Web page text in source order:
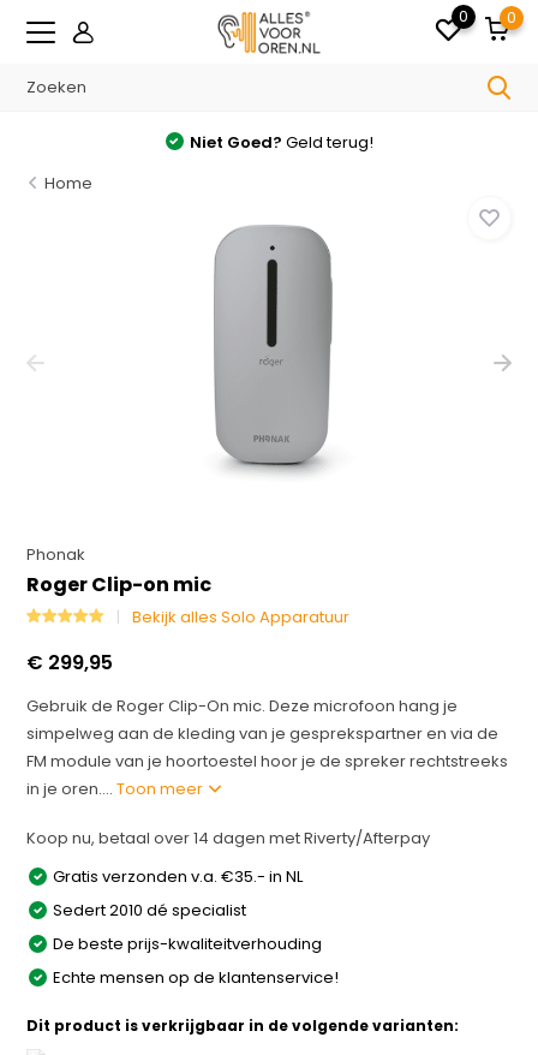
0 0
Niet Goed? Geld terug!
Home
Phonak
Roger Clip-on mic
Bekijk alles Solo Apparatuur
€ 299,95
Gebruik de Roger Clip-On mic. Deze microfoon hang je
simpelweg aan de kleding van je gesprekspartner en via de
FM module van je hoortoestel hoor je de spreker rechtstreeks
in je oren....Toon meer
Koop nu, betaal over 14 dagen met Riverty/Afterpay
Gratis verzonden v.a. €35.- in NL
Sedert 2010 dé specialist
De beste prijs-kwaliteitverhouding
Echte mensen op de klantenservice!
Dit product is verkrijgbaar in de volgende varianten: